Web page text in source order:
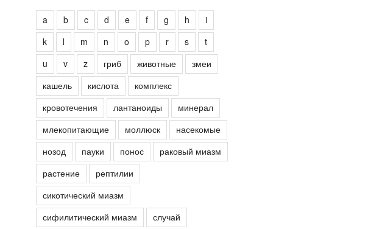
a b c d e f g h
i
k
l m n o p r s
t
u
v z гриб животные
змеи
кашель
кислота
комплекс
кровотечения
лантаноиды
минерал
млекопитающие
моллюск
насекомые
нозод
пауки понос
раковый миазм
растение
рептилии
сикотический миазм
сифилитический миазм
случай